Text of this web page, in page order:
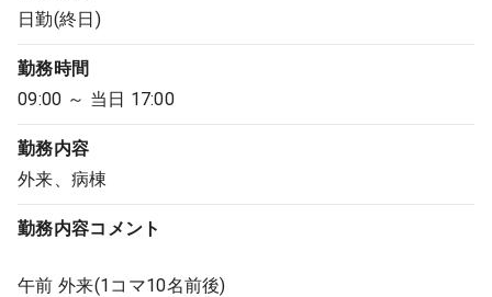
日勤(終日)
勤務時間
09:00 ～ 当日 17:00
勤務内容
外来、病棟
勤務内容コメント
午前 外来(1コマ10名前後)